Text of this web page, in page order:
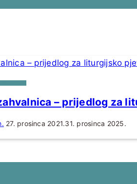
– prijedlog za
27. prosinca 2021.31. prosinca 2025.